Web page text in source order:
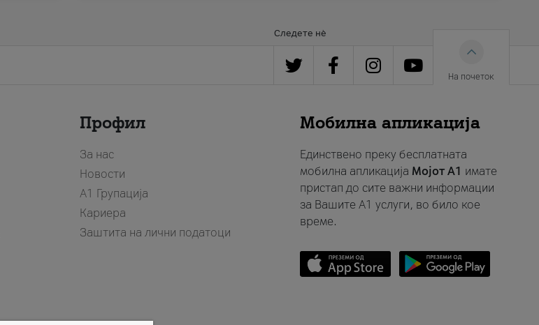
Следете нè
На почеток
Профил
За нас
Новости
А1 Групација
Кариера
Заштита на лични податоци
Мобилна апликација
Единствено преку бесплатната
мобилна апликација Мојот A1 имате
пристап до сите важни информации
за Вашите A1 услуги, во било кое
време.